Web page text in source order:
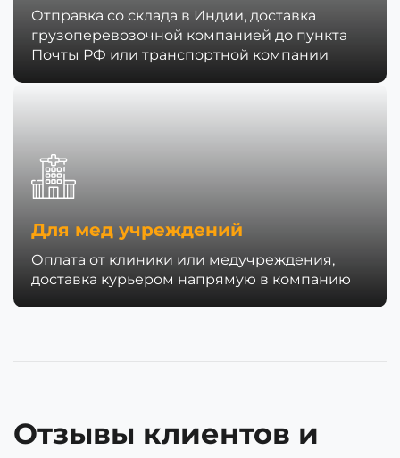
Отправка со склада в Индии, доставка
грузоперевозочной компанией до пункта
Почты РФ или транспортной компании
Для мед учреждений
Оплата от клиники или медучреждения,
доставка курьером напрямую в компанию
Отзывы клиентов и